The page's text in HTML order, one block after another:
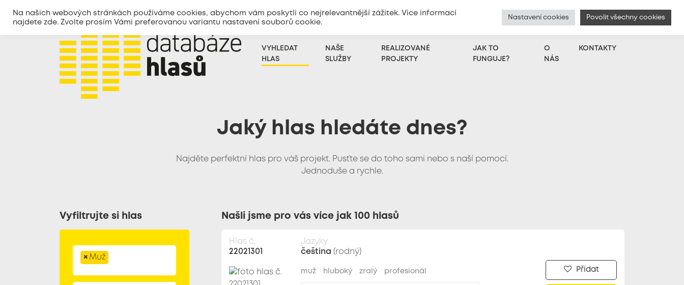
Chci přidat hlas | Přihlášení
VYHLEDAT
HLAS
NAŠE
SLUŽBY
REALIZOVANÉ
PROJEKTY
JAK TO
FUNGUJE?
O
NÁS
KONTAKTY
Jaký hlas hledáte dnes?
Najděte perfektní hlas pro váš projekt. Pusťte se do toho sami nebo s naší pomocí.
Jednoduše a rychle.
Vyfiltrujte si hlas
× Muž
Našli jsme pro vás více jak 100 hlasů
Hlas č.
22021301
Jazyky
čeština (rodný)
muž hluboký zralý profesionál Přidat
Na našich webových stránkách používáme cookies, abychom vám poskytli co nejrelevantnější zážitek. Vice informací
najdete zde. Zvolte prosím Vámi preferovanou variantu nastavení souborů cookie.
Nastavení cookies Povolit všechny cookies